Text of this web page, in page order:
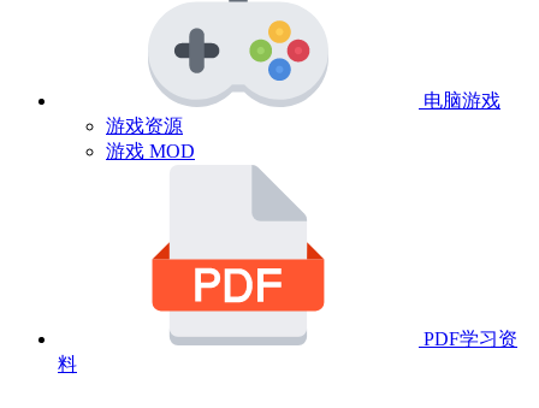
电脑游戏
游戏资源
游戏 MOD
PDF学习资
料